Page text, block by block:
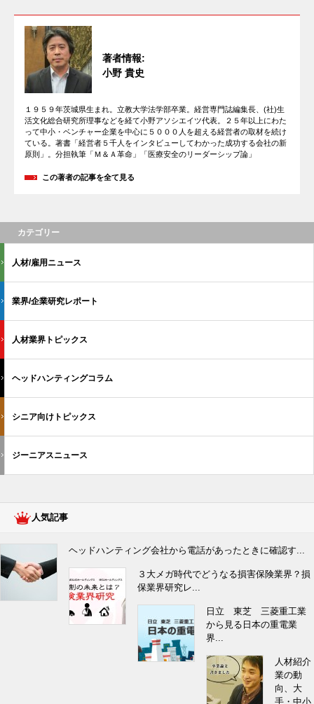
著者情報:
小野 貴史
１９５９年茨城県生まれ。立教大学法学部卒業。経営専門誌編集長、(社)生
活文化総合研究所理事などを経て小野アソシエイツ代表。２５年以上にわた
って中小・ベンチャー企業を中心に５０００人を超える経営者の取材を続け
ている。著書「経営者５千人をインタビューしてわかった成功する会社の新
原則」。分担執筆「Ｍ＆Ａ革命」「医療安全のリーダーシップ論」
この著者の記事を全て見る
カテゴリー
人材/雇用ニュース
業界/企業研究レポート
人材業界トピックス
ヘッドハンティングコラム
シニア向けトピックス
ジーニアスニュース
人気記事
ヘッドハンティング会社から電話があったときに確認す...
３大メガ時代でどうなる損害保険業界？損
保業界研究レ...
日立 東芝 三菱重工業
から見る日本の重電業
界...
人材紹介
業の動
向、大
手・中小